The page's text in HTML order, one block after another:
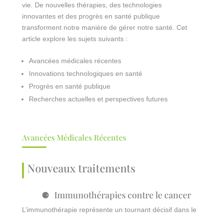
vie. De nouvelles thérapies, des technologies
innovantes et des progrès en santé publique
transforment notre manière de gérer notre santé. Cet
article explore les sujets suivants :
Avancées médicales récentes
Innovations technologiques en santé
Progrès en santé publique
Recherches actuelles et perspectives futures
Avancées Médicales Récentes
Nouveaux traitements
Immunothérapies contre le cancer
L’immunothérapie représente un tournant décisif dans le